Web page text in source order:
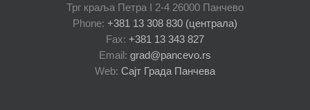
Трг краља Петра I 2-4 26000 Панчево
Phone: +381 13 308 830 (централа)
Fax: +381 13 343 827
Email: grad@pancevo.rs
Web: Сајт Града Панчева